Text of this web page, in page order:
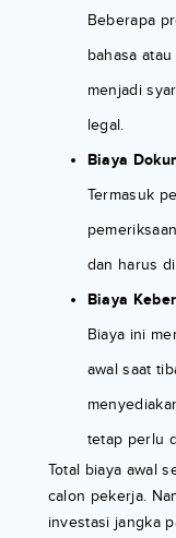
Beberapa
bahasa
menjadi
legal.
Biaya
Termasuk
dan harus
Biaya
Biaya ini
awal saat
tetap perlu
Total biaya awal
calon pekerja.
investasi jangka